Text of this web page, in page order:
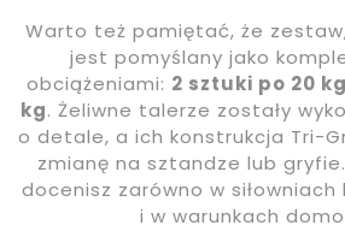
Warto też pamiętać, że
jest pomyślany jako
obciążeniami: 2 sztuki po 20 kg
kg. Żeliwne talerze zostały
o detale, a ich konstrukcja Tri-
zmianę na sztandze lub
docenisz zarówno w siłowniach
i w warunkach